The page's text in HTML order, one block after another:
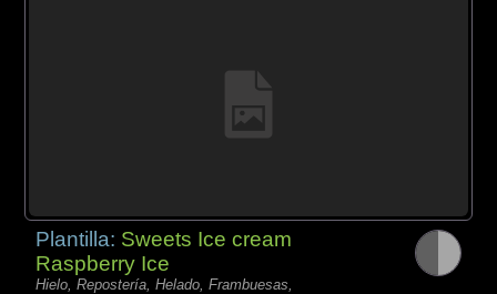
Plantilla: Sweets Ice cream
Raspberry Ice
Hielo, Repostería, Helado, Frambuesas,